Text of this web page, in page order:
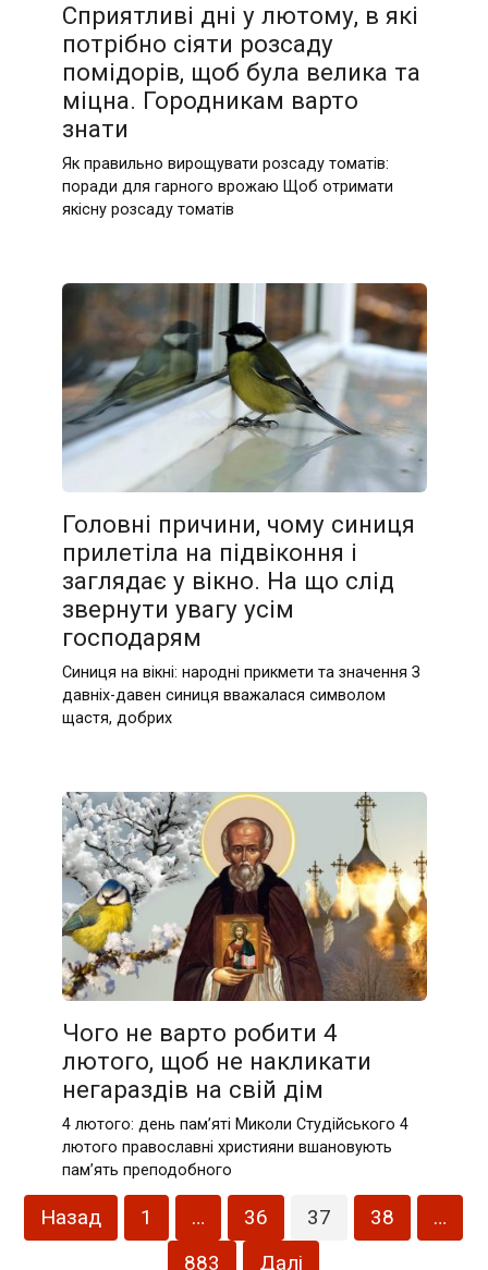
Сприятливі дні у лютому, в які
потрібно сіяти розсаду
помідорів, щоб була велика та
міцна. Городникам варто
знати
Як правильно вирощувати розсаду томатів:
поради для гарного врожаю Щоб отримати
якісну розсаду томатів
Головні причини, чому синиця
прилетіла на підвіконня і
заглядає у вікно. На що слід
звернути увагу усім
господарям
Синиця на вікні: народні прикмети та значення З
давніх-давен синиця вважалася символом
щастя, добрих
Чого не варто робити 4
лютого, щоб не накликати
негараздів на свій дім
4 лютого: день пам’яті Миколи Студійського 4
лютого православні християни вшановують
пам’ять преподобного
Пагінація
записів
Назад 1 … 36 37 38
…
883
Далі